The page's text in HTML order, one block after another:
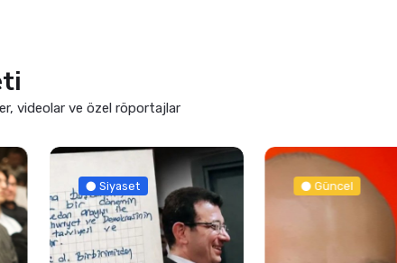
videolar ve özel röportajlar
Siyaset Güncel